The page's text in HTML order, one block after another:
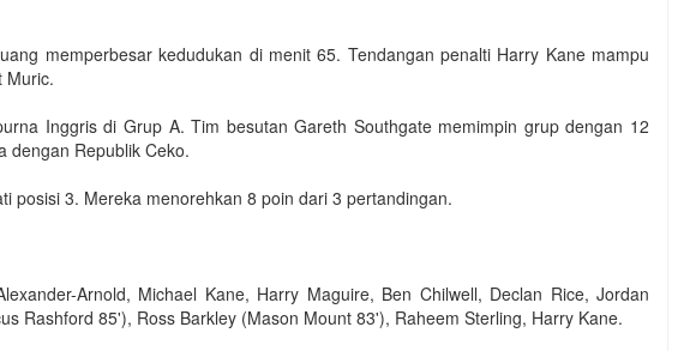
memperbesar kedudukan di menit 65. Tendangan penalti Harry Kane mampu
Muric.
Inggris di Grup A. Tim besutan Gareth Southgate memimpin grup dengan 12
dengan Republik Ceko.
posisi 3. Mereka menorehkan 8 poin dari 3 pertandingan.
Arnold, Michael Kane, Harry Maguire, Ben Chilwell, Declan Rice, Jordan
Rashford 85'), Ross Barkley (Mason Mount 83'), Raheem Sterling, Harry Kane.